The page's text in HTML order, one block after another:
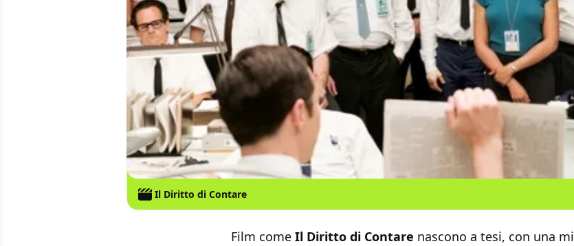
Il Diritto di Contare
Film come Il Diritto di Contare nascono a tesi, con una